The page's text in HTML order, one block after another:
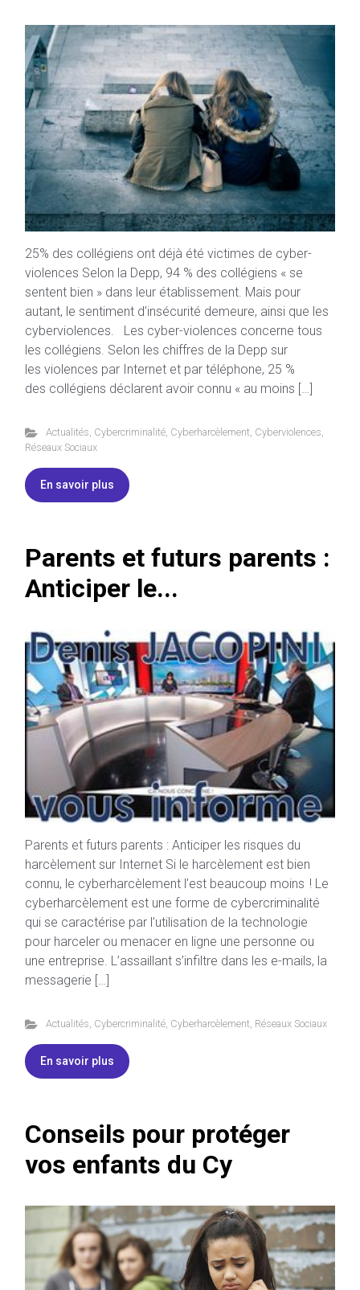
25% des collégiens ont déjà été victimes de cyber-
violences Selon la Depp, 94 % des collégiens « se
sentent bien » dans leur établissement. Mais pour
autant, le sentiment d’insécurité demeure, ainsi que les
cyberviolences. Les cyber-violences concerne tous
les collégiens. Selon les chiffres de la Depp sur
les violences par Internet et par téléphone, 25 %
des collégiens déclarent avoir connu « au moins […]
Actualités, Cybercriminalité, Cyberharcèlement, Cyberviolences,
Réseaux Sociaux
En savoir plus
Parents et futurs parents :
Anticiper le...
Parents et futurs parents : Anticiper les risques du
harcèlement sur Internet Si le harcèlement est bien
connu, le cyberharcèlement l’est beaucoup moins ! Le
cyberharcèlement est une forme de cybercriminalité
qui se caractérise par l’utilisation de la technologie
pour harceler ou menacer en ligne une personne ou
une entreprise. L’assaillant s’infiltre dans les e-mails, la
messagerie […]
Actualités, Cybercriminalité, Cyberharcèlement, Réseaux Sociaux
En savoir plus
Conseils pour protéger
vos enfants du Cy